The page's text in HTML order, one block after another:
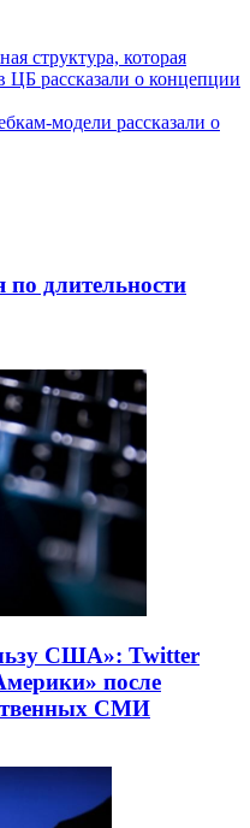
структура, которая
рассказали о концепции
модели рассказали о
по длительности
США»: Twitter
после
СМИ